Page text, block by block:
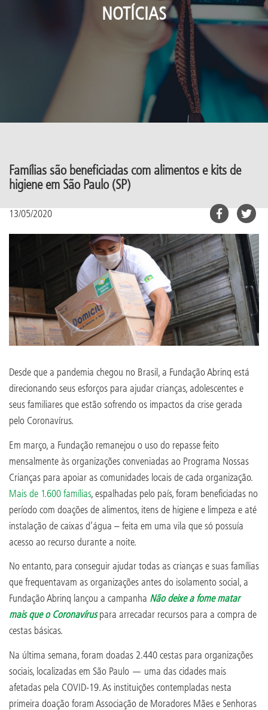
NOTÍCIAS
Famílias são beneficiadas com alimentos e kits de
higiene em São Paulo (SP)
13/05/2020
Desde que a pandemia chegou no Brasil, a Fundação Abrinq está
direcionando seus esforços para ajudar crianças, adolescentes e
seus familiares que estão sofrendo os impactos da crise gerada
pelo Coronavírus.
Em março, a Fundação remanejou o uso do repasse feito
mensalmente às organizações conveniadas ao Programa Nossas
Crianças para apoiar as comunidades locais de cada organização.
Mais de 1.600 famílias, espalhadas pelo país, foram beneficiadas no
período com doações de alimentos, itens de higiene e limpeza e até
instalação de caixas d’água – feita em uma vila que só possuía
acesso ao recurso durante a noite.
No entanto, para conseguir ajudar todas as crianças e suas famílias
que frequentavam as organizações antes do isolamento social, a
Fundação Abrinq lançou a campanha Não deixe a fome matar
mais que o Coronavíruspara arrecadar recursos para a compra de
cestas básicas.
Na última semana, foram doadas 2.440 cestas para organizações
sociais, localizadas em São Paulo — uma das cidades mais
afetadas pela COVID-19. As instituições contempladas nesta
primeira doação foram Associação de Moradores Mães e Senhoras